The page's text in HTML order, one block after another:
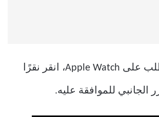
بمجرد رؤية الطلب على Apple Watch، انقر نقرًا
الجانبي للموافقة عليه.